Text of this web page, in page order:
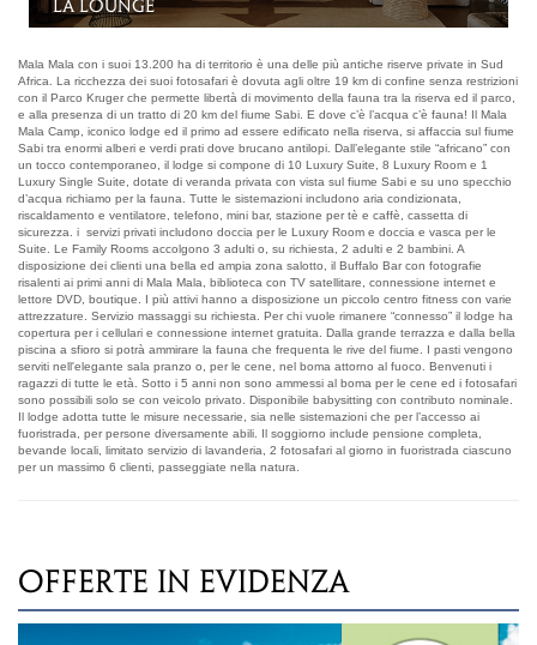
La camera Luxury
Mala Mala con i suoi 13.200 ha di territorio è una delle più antiche riserve private in Sud
Africa. La ricchezza dei suoi fotosafari è dovuta agli oltre 19 km di confine senza restrizioni
con il Parco Kruger che permette libertà di movimento della fauna tra la riserva ed il parco,
e alla presenza di un tratto di 20 km del fiume Sabi. E dove c’è l’acqua c’è fauna! Il Mala
Mala Camp, iconico lodge ed il primo ad essere edificato nella riserva, si affaccia sul fiume
Sabi tra enormi alberi e verdi prati dove brucano antilopi. Dall’elegante stile “africano” con
un tocco contemporaneo, il lodge si compone di 10 Luxury Suite, 8 Luxury Room e 1
Luxury Single Suite, dotate di veranda privata con vista sul fiume Sabi e su uno specchio
d’acqua richiamo per la fauna. Tutte le sistemazioni includono aria condizionata,
riscaldamento e ventilatore, telefono, mini bar, stazione per tè e caffè, cassetta di
sicurezza. i servizi privati includono doccia per le Luxury Room e doccia e vasca per le
Suite. Le Family Rooms accolgono 3 adulti o, su richiesta, 2 adulti e 2 bambini. A
disposizione dei clienti una bella ed ampia zona salotto, il Buffalo Bar con fotografie
risalenti ai primi anni di Mala Mala, biblioteca con TV satellitare, connessione internet e
lettore DVD, boutique. I più attivi hanno a disposizione un piccolo centro fitness con varie
attrezzature. Servizio massaggi su richiesta. Per chi vuole rimanere “connesso” il lodge ha
copertura per i cellulari e connessione internet gratuita. Dalla grande terrazza e dalla bella
piscina a sfioro si potrà ammirare la fauna che frequenta le rive del fiume. I pasti vengono
serviti nell'elegante sala pranzo o, per le cene, nel boma attorno al fuoco. Benvenuti i
ragazzi di tutte le età. Sotto i 5 anni non sono ammessi al boma per le cene ed i fotosafari
sono possibili solo se con veicolo privato. Disponibile babysitting con contributo nominale.
Il lodge adotta tutte le misure necessarie, sia nelle sistemazioni che per l’accesso ai
fuoristrada, per persone diversamente abili. Il soggiorno include pensione completa,
bevande locali, limitato servizio di lavanderia, 2 fotosafari al giorno in fuoristrada ciascuno
per un massimo 6 clienti, passeggiate nella natura.
OFFERTE IN EVIDENZA